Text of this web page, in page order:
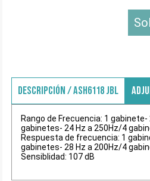
DESCRIPCIÓN / ASH6118 JBL
Rango de Frecuencia: 1 gabinete-
gabinetes- 24 Hz a 250Hz/4
Respuesta de frecuencia: 1
gabinetes- 28 Hz a 200Hz/4
Sensiblidad: 107 dB